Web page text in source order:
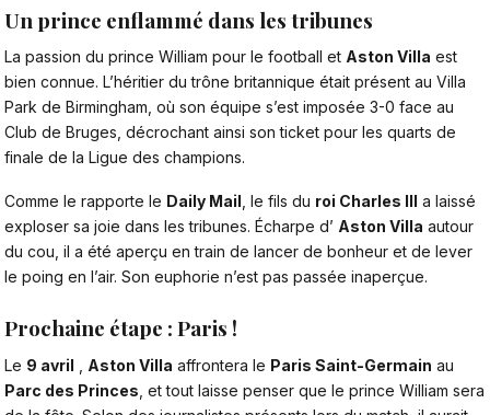
Un prince enflammé dans les tribunes
La passion du prince William pour le football et Aston Villa est
bien connue. L’héritier du trône britannique était présent au Villa
Park de Birmingham, où son équipe s’est imposée 3-0 face au
Club de Bruges, décrochant ainsi son ticket pour les quarts de
finale de la Ligue des champions.
Comme le rapporte le Daily Mail , le fils du roi Charles III a laissé
exploser sa joie dans les tribunes. Écharpe d’ Aston Villa autour
du cou, il a été aperçu en train de lancer de bonheur et de lever
le poing en l’air. Son euphorie n’est pas passée inaperçue.
Prochaine étape : Paris !
Le 9 avril Aston Villa affrontera le Paris Saint-Germain au
Parc des Princes , et tout laisse penser que le prince William sera